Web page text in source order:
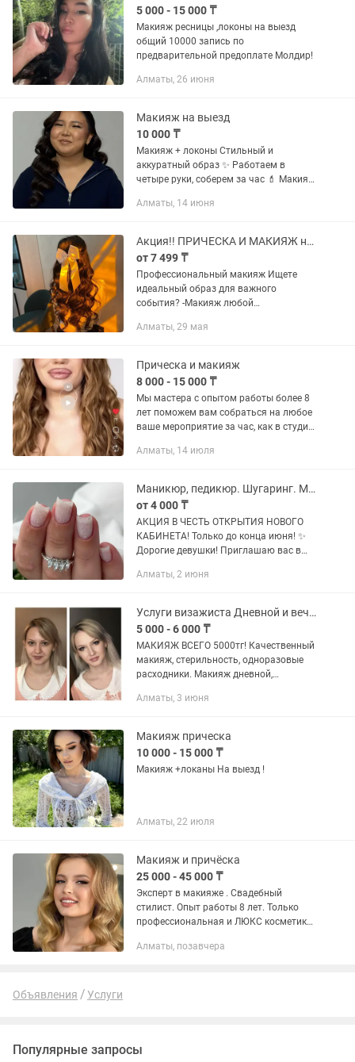
5 000 - 15 000 ₸
Макияж ресницы ,локоны на выезд
общий 10000 запись по
предварительной предоплате Молдир!
Алматы, 26 июня
Макияж на выезд
10 000 ₸
Макияж + локоны Стильный и
аккуратный образ ✨ Работаем в
четыре руки, соберем за час 💄 Макияж
Торайгырова 53/23 📅 Запись только в
Алматы, 14 июня
Акция!! ПРИЧЕСКА И МАКИЯЖ на выезд!
от 7 499 ₸
Профессиональный макияж Ищете
идеальный образ для важного
события? -Макияж любой
-Укладки,локоны,вечерние прически
Алматы, 29 мая
Прическа и макияж
8 000 - 15 000 ₸
Мы мастера с опытом работы более 8
лет поможем вам собраться на любое
ваше мероприятие за час, как в студии
отдельно от 3 человек ) Макияж любой
Алматы, 14 июля
Маникюр, педикюр. Шугаринг. Макияж, укладки.
от 4 000 ₸
АКЦИЯ В ЧЕСТЬ ОТКРЫТИЯ НОВОГО
КАБИНЕТА! Только до конца июня! ✨
Дорогие девушки! Приглашаю вас в
Я сертифицированный мастер
Алматы, 2 июня
Услуги визажиста Дневной и вечерний макияж
5 000 - 6 000 ₸
МАКИЯЖ ВСЕГО 5000тг! Качественный
макияж, стерильность, одноразовые
расходники. Макияж дневной,
в стоимость). Макияж + локоны - 10000
Алматы, 3 июня
Макияж прическа
10 000 - 15 000 ₸
Макияж +локаны На выезд !
Алматы, 22 июля
Макияж и причёска
25 000 - 45 000 ₸
Эксперт в макияже . Свадебный
стилист. Опыт работы 8 лет. Только
профессиональная и ЛЮКС косметика.
Строго соблюдается санитария и
Алматы, позавчера
Объявления Услуги
Популярные запросы